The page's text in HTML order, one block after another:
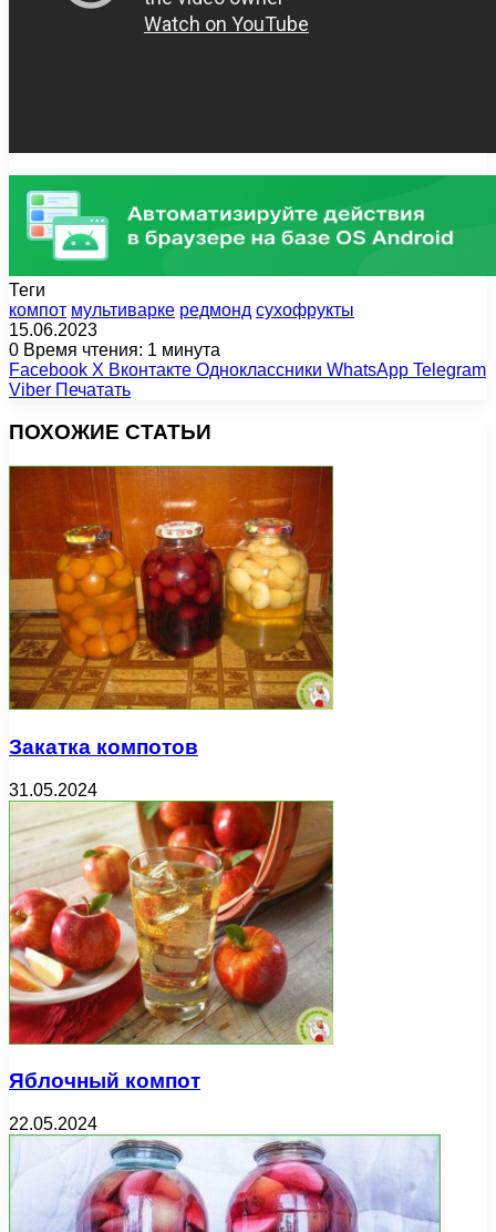
Теги
компот мультиварке редмонд сухофрукты
15.06.2023
0 Время чтения: 1 минута
Facebook X Вконтакте Одноклассники WhatsApp Telegram
Viber Печатать
ПОХОЖИЕ СТАТЬИ
Закатка компотов
31.05.2024
Яблочный компот
22.05.2024